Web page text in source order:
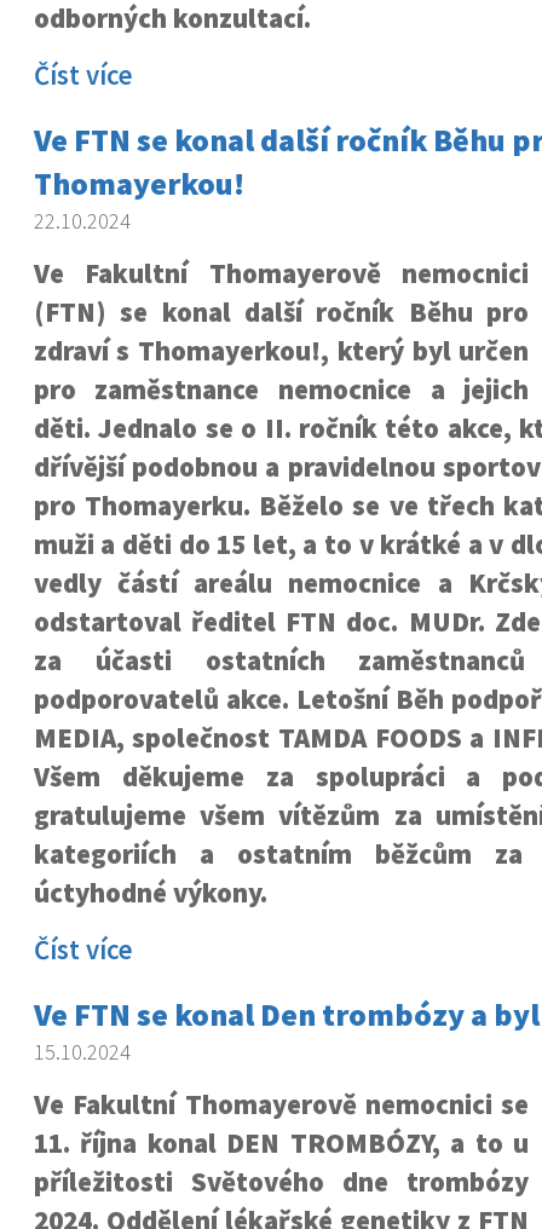
odborných konzultací.
Číst více
Ve FTN se konal další ročník Běhu
Thomayerkou!
22.10.2024
Ve Fakultní Thomayerově nemocnici
(FTN) se konal další ročník Běhu pro
zdraví s Thomayerkou!, který byl určen
pro zaměstnance nemocnice a jejich
děti. Jednalo se o II. ročník této akce,
dřívější podobnou a pravidelnou
pro Thomayerku. Běželo se ve třech
muži a děti do 15 let, a to v krátké a v
vedly částí areálu nemocnice a
odstartoval ředitel FTN doc. MUDr.
za účasti ostatních
podporovatelů akce. Letošní Běh
MEDIA, společnost TAMDA FOODS a
Všem děkujeme za spolupráci a
gratulujeme všem vítězům za
kategoriích a ostatním běžcům
úctyhodné výkony.
Číst více
Ve FTN se konal Den trombózy a
15.10.2024
Ve Fakultní Thomayerově nemocnici se
11. října konal DEN TROMBÓZY, a to u
příležitosti Světového dne trombózy
2024. Oddělení lékařské genetiky z FTN